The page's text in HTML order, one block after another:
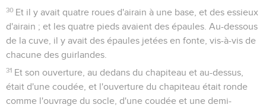
30 Et il y avait quatre roues d'airain à une base, et des essieux
d'airain ; et les quatre pieds avaient des épaules. Au-dessous
de la cuve, il y avait des épaules jetées en fonte, vis-à-vis de
chacune des guirlandes.
31 Et son ouverture, au dedans du chapiteau et au-dessus,
était d'une coudée, et l'ouverture du chapiteau était ronde
comme l'ouvrage du socle, d'une coudée et une demi-